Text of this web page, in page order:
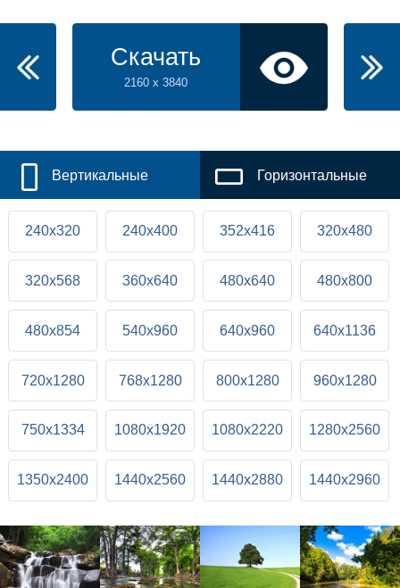
Скачать
2160 x 3840
Вертикальные Горизонтальные
240x320 240x400 352x416 320x480
320x568 360x640 480x640 480x800
480x854 540x960 640x960 640x1136
720x1280 768x1280 800x1280 960x1280
750x1334 1080x1920 1080x2220 1280x2560
1350x2400 1440x2560 1440x2880 1440x2960